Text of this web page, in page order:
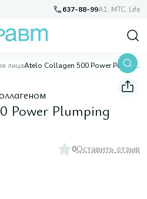
637-88-99A1, МТС, Life
лица Atelo Collagen 500 Power Plumping Ampoule, 50 мл
Power Plumping
0Оставить отзыв